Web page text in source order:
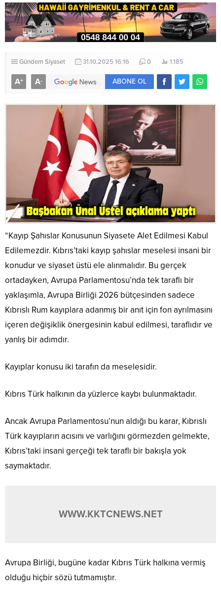
Gündem Siyaset 31.10.2025 16:16 0 1.185
A+ A- ABONE OL
“Kayıp Şahıslar Konusunun Siyasete Alet Edilmesi Kabul
Edilemezdir. Kıbrıs’taki kayıp şahıslar meselesi insani bir
konudur ve siyaset üstü ele alınmalıdır. Bu gerçek
ortadayken, Avrupa Parlamentosu’nda tek taraflı bir
yaklaşımla, Avrupa Birliği 2026 bütçesinden sadece
Kıbrıslı Rum kayıplara adanmış bir anıt için fon ayrılmasını
içeren değişiklik önergesinin kabul edilmesi, taraflıdır ve
yanlış bir adımdır.
Kayıplar konusu iki tarafın da meselesidir.
Kıbrıs Türk halkının da yüzlerce kaybı bulunmaktadır.
Ancak Avrupa Parlamentosu’nun aldığı bu karar, Kıbrıslı
Türk kayıpların acısını ve varlığını görmezden gelmekte,
Kıbrıs’taki insani gerçeği tek taraflı bir bakışla yok
saymaktadır.
WWW.KKTCNEWS.NET
Avrupa Birliği, bugüne kadar Kıbrıs Türk halkına vermiş
olduğu hiçbir sözü tutmamıştır.